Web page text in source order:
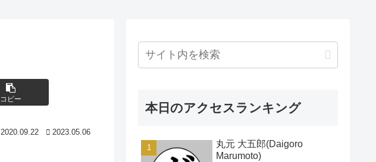
コピー
2020.09.22 2023.05.06
本日のアクセスランキング
丸元 大五郎(Daigoro
Marumoto)